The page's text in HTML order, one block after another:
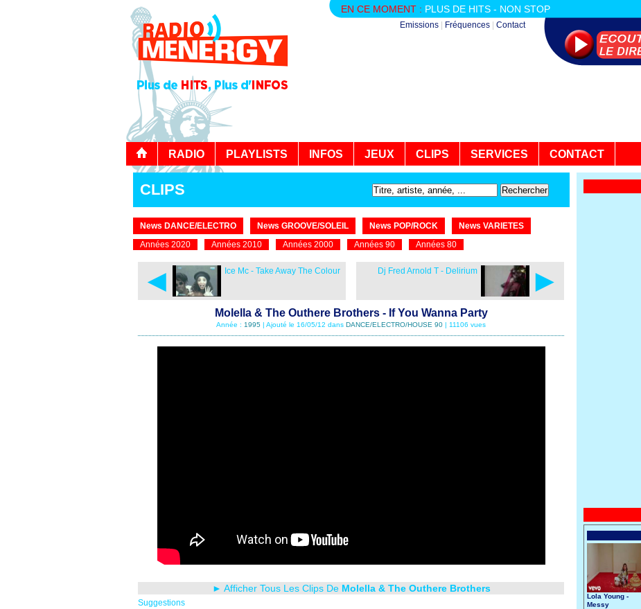
EN CE MOMENT : PLUS DE HITS - NON STOP
Emissions Fréquences Contact
RADIO PLAYLISTS INFOS JEUX CLIPS SERVICES CONTACT
CLIPS
News DANCE/ELECTRO News GROOVE/SOLEIL News POP/ROCK
News VARIETES
Années 2020
Années 2010 Années 2000 Années 90 Années 80
◄ Ice Mc - Take Away The Colour ►
Dj Fred Arnold T - Delirium
Molella & The Outhere Brothers - If You Wanna Party
Année : 1995 | Ajouté le 16/05/12 dans DANCE/ELECTRO/HOUSE 90 | 11106 vues
► Afficher Tous Les Clips De Molella & The Outhere Brothers
Suggestions
Lola Young -
Messy